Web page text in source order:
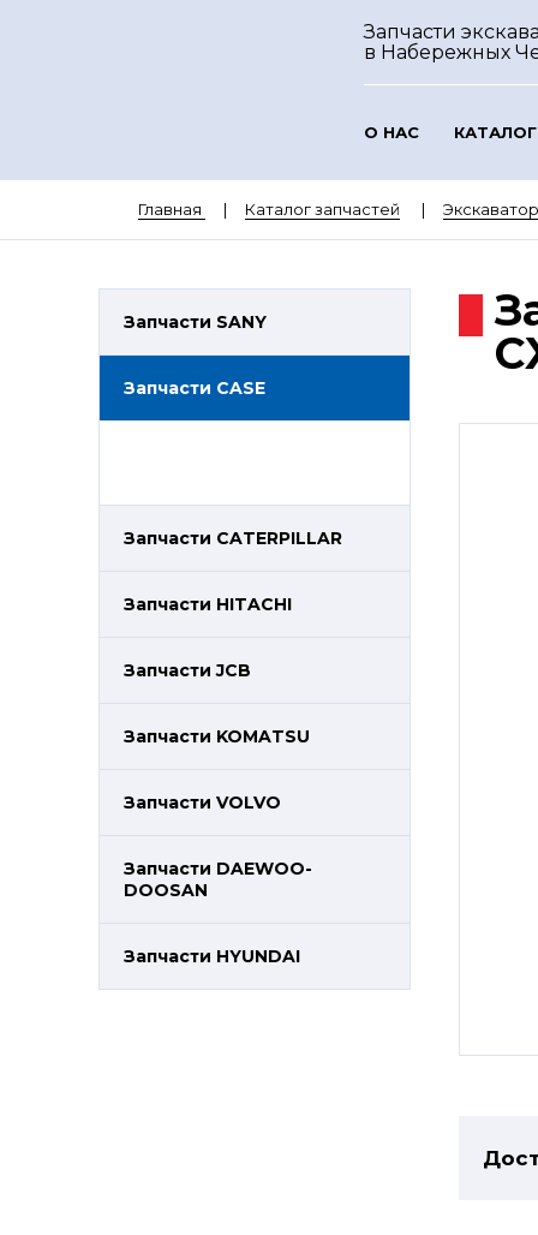
Запчасти
в Набережных
О НАС
Главная Каталог запчастей
Запчасти SANY
Запчасти CASE
Запчасти CATERPILLAR
Запчасти HITACHI
Запчасти JCB
Запчасти KOMATSU
Запчасти VOLVO
Запчасти DAEWOO-
DOOSAN
Запчасти HYUNDAI